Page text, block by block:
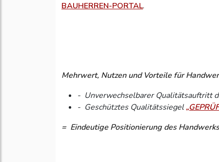
BAUHERREN-PORTAL.
Mehrwert, Nutzen und Vorteile für
- Unverwechselbarer Qualitätsauftritt
- Geschütztes Qualitätssiegel
= Eindeutige Positionierung des